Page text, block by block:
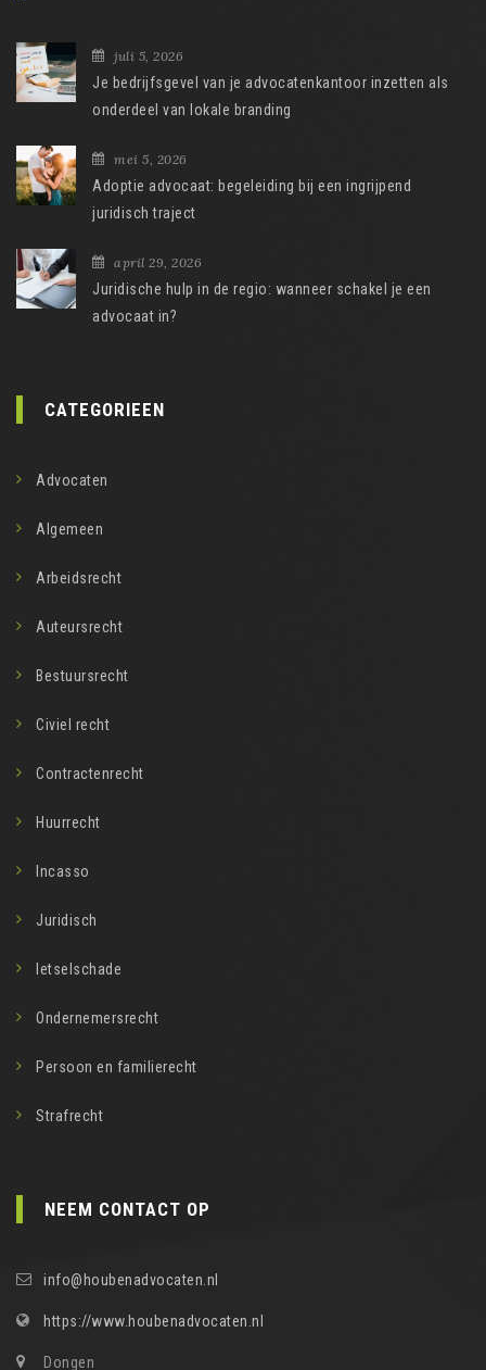
juli 5, 2026
Je bedrijfsgevel van je advocatenkantoor inzetten als
onderdeel van lokale branding
mei 5, 2026
Adoptie advocaat: begeleiding bij een ingrijpend
juridisch traject
april 29, 2026
Juridische hulp in de regio: wanneer schakel je een
advocaat in?
CATEGORIEEN
Advocaten
Algemeen
Arbeidsrecht
Auteursrecht
Bestuursrecht
Civiel recht
Contractenrecht
Huurrecht
Incasso
Juridisch
letselschade
Ondernemersrecht
Persoon en familierecht
Strafrecht
NEEM CONTACT OP
info@houbenadvocaten.nl
https://www.houbenadvocaten.nl
Dongen